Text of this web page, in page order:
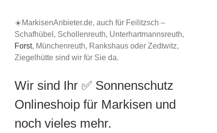
☀️MarkisenAnbieter.de, auch für Feilitzsch –
Schafhübel, Schollenreuth, Unterhartmannsreuth,
Forst, Münchenreuth, Rankshaus oder Zedtwitz,
Ziegelhütte sind wir für Sie da.
Wir sind Ihr ✅ Sonnenschutz
Onlineshoip für Markisen und
noch vieles mehr.